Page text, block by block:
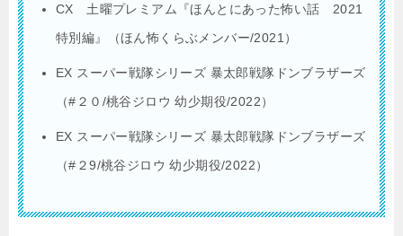
CX 土曜プレミアム『ほんとにあった怖い話 2021
特別編』（ほん怖くらぶメンバー/2021）
EX スーパー戦隊シリーズ 暴太郎戦隊ドンブラザーズ
（#２０/桃谷ジロウ 幼少期役/2022）
EX スーパー戦隊シリーズ 暴太郎戦隊ドンブラザーズ
（#２9/桃谷ジロウ 幼少期役/2022）